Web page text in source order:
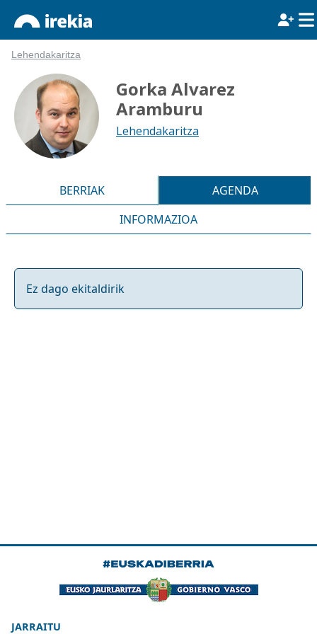
Lehendakaritza
Gorka Alvarez
Aramburu
Lehendakaritza
BERRIAK
AGENDA
INFORMAZIOA
Ez dago ekitaldirik
JARRAITU